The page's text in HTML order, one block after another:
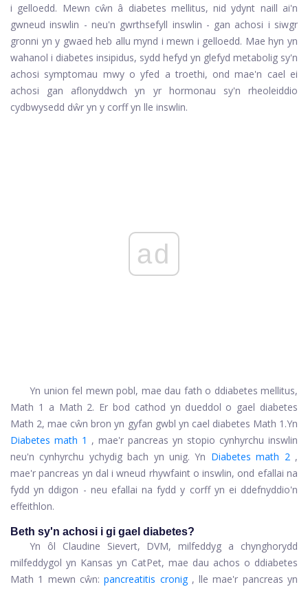
i gelloedd. Mewn cŵn â diabetes mellitus, nid ydynt naill ai'n
gwneud inswlin - neu'n gwrthsefyll inswlin - gan achosi i siwgr
gronni yn y gwaed heb allu mynd i mewn i gelloedd. Mae hyn yn
wahanol i diabetes insipidus, sydd hefyd yn glefyd metabolig sy'n
achosi symptomau mwy o yfed a troethi, ond mae'n cael ei
achosi gan aflonyddwch yn yr hormonau sy'n rheoleiddio
cydbwysedd dŵr yn y corff yn lle inswlin.
ad
Yn union fel mewn pobl, mae dau fath o ddiabetes mellitus,
Math 1 a Math 2. Er bod cathod yn dueddol o gael diabetes
Math 2, mae cŵn bron yn gyfan gwbl yn cael diabetes Math 1.Yn
Diabetes math 1 , mae'r pancreas yn stopio cynhyrchu inswlin
neu'n cynhyrchu ychydig bach yn unig. Yn Diabetes math 2 ,
mae'r pancreas yn dal i wneud rhywfaint o inswlin, ond efallai na
fydd yn ddigon - neu efallai na fydd y corff yn ei ddefnyddio'n
effeithlon.
Beth sy'n achosi i gi gael diabetes?
Yn ôl Claudine Sievert, DVM, milfeddyg a chynghorydd
milfeddygol yn Kansas yn CatPet, mae dau achos o ddiabetes
Math 1 mewn cŵn: pancreatitis cronig , lle mae'r pancreas yn